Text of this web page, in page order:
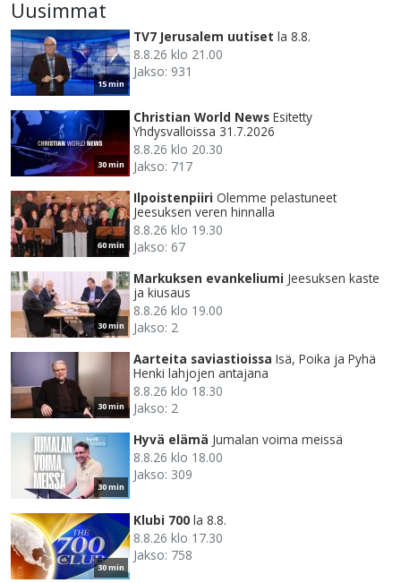
Uusimmat
15 min
TV7 Jerusalem uutiset la 8.8.
8.8.26 klo 21.00
Jakso: 931
30 min
Christian World News Esitetty
Yhdysvalloissa 31.7.2026
8.8.26 klo 20.30
Jakso: 717
60 min
Ilpoistenpiiri Olemme pelastuneet
Jeesuksen veren hinnalla
8.8.26 klo 19.30
Jakso: 67
30 min
Markuksen evankeliumi Jeesuksen kaste
ja kiusaus
8.8.26 klo 19.00
Jakso: 2
30 min
Aarteita saviastioissa Isä, Poika ja Pyhä
Henki lahjojen antajana
8.8.26 klo 18.30
Jakso: 2
30 min
Hyvä elämä Jumalan voima meissä
8.8.26 klo 18.00
Jakso: 309
30 min
Klubi 700 la 8.8.
8.8.26 klo 17.30
Jakso: 758